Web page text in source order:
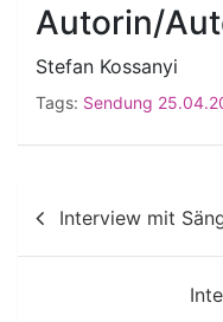
Autorin/
Stefan Kossanyi
Tags: Sendung
Interview mit